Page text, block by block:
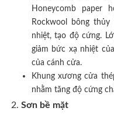
Honeycomb
Rockwool bông
nhiệt, tạo độ cứng.
giảm bức xạ nhiệt
của cánh cửa.
Khung xương cửa
nhằm tăng độ cứng
Sơn bề mặt